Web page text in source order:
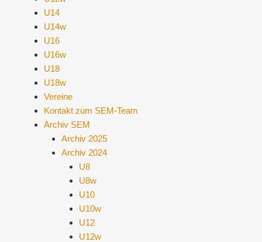
U14
U14w
U16
U16w
U18
U18w
Vereine
Kontakt zum SEM-Team
Archiv SEM
Archiv 2025
Archiv 2024
U8
U8w
U10
U10w
U12
U12w